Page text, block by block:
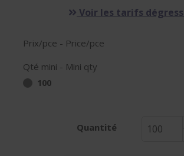
Voir les tarifs
Prix/pce - Price/pce
Qté mini - Mini qty
100
Quantité